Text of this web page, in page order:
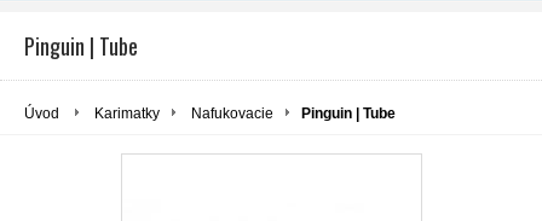
Pinguin | Tube
Úvod Karimatky Nafukovacie Pinguin | Tube